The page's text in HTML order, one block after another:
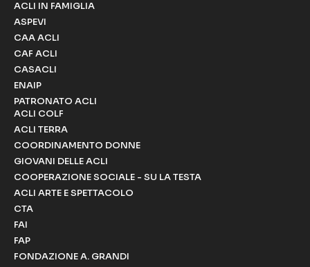
ACLI IN FAMIGLIA
ASPEVI
CAA ACLI
CAF ACLI
CASACLI
ENAIP
PATRONATO ACLI
ACLI COLF
ACLI TERRA
COORDINAMENTO DONNE
GIOVANI DELLE ACLI
COOPERAZIONE SOCIALE - SU LA TESTA
ACLI ARTE E SPETTACOLO
CTA
FAI
FAP
FONDAZIONE A. GRANDI